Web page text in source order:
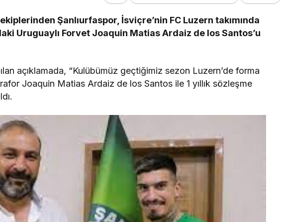
Şanlıurfaspor, İsviçre’nin FC Luzern takımında
Uruguaylı Forvet Joaquin Matias Ardaiz de los Santos’u
açıklamada, “Kulübümüz geçtiğimiz sezon Luzern’de forma
Joaquin Matias Ardaiz de los Santos ile 1 yıllık sözleşme